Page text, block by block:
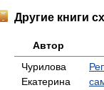
Другие книги
Автор
Чурилова
Екатерина